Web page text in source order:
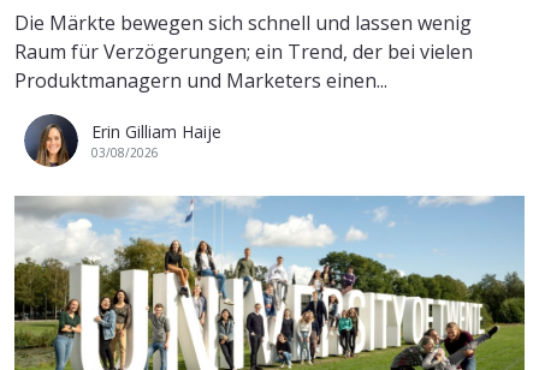
Die Märkte bewegen sich schnell und lassen wenig
Raum für Verzögerungen; ein Trend, der bei vielen
Produktmanagern und Marketers einen...
Erin Gilliam Haije
03/08/2026